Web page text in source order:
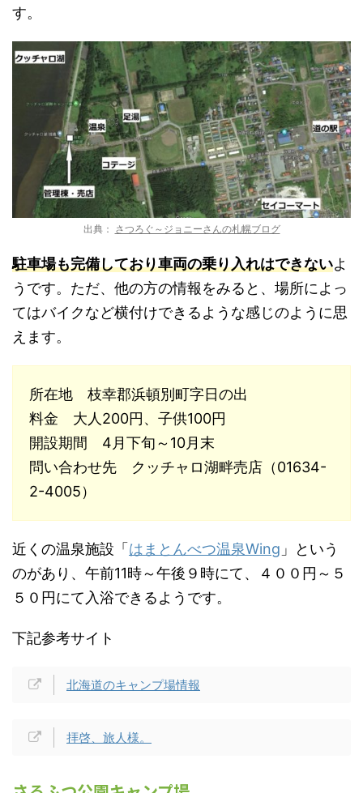
す。
出典： さつろぐ～ジョニーさんの札幌ブログ
駐車場も完備しており車両の乗り入れはできないよ
うです。ただ、他の方の情報をみると、場所によっ
てはバイクなど横付けできるような感じのように思
えます。
所在地 枝幸郡浜頓別町字日の出
料金 大人200円、子供100円
開設期間 4月下旬～10月末
問い合わせ先 クッチャロ湖畔売店（01634-
2-4005）
近くの温泉施設「はまとんべつ温泉Wing 」という
のがあり、午前11時～午後９時にて、４００円～５
５０円にて入浴できるようです。
下記参考サイト
北海道のキャンプ場情報
拝啓、旅人様。